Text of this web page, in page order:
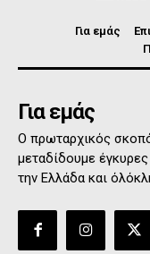
Για εμάς
Για εμάς
Ο πρωταρχικός
μεταδίδουμε
την Ελλάδα και